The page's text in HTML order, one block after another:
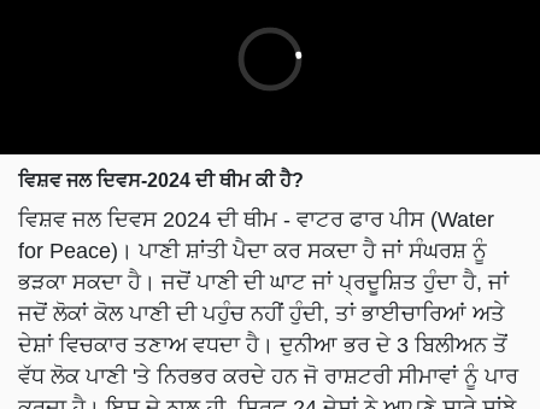
ਵਿਸ਼ਵ ਜਲ ਦਿਵਸ-2024 ਦੀ ਥੀਮ ਕੀ ਹੈ?
ਵਿਸ਼ਵ ਜਲ ਦਿਵਸ 2024 ਦੀ ਥੀਮ - ਵਾਟਰ ਫਾਰ ਪੀਸ (Water
for Peace)। ਪਾਣੀ ਸ਼ਾਂਤੀ ਪੈਦਾ ਕਰ ਸਕਦਾ ਹੈ ਜਾਂ ਸੰਘਰਸ਼ ਨੂੰ
ਭੜਕਾ ਸਕਦਾ ਹੈ। ਜਦੋਂ ਪਾਣੀ ਦੀ ਘਾਟ ਜਾਂ ਪ੍ਰਦੂਸ਼ਿਤ ਹੁੰਦਾ ਹੈ, ਜਾਂ
ਜਦੋਂ ਲੋਕਾਂ ਕੋਲ ਪਾਣੀ ਦੀ ਪਹੁੰਚ ਨਹੀਂ ਹੁੰਦੀ, ਤਾਂ ਭਾਈਚਾਰਿਆਂ ਅਤੇ
ਦੇਸ਼ਾਂ ਵਿਚਕਾਰ ਤਣਾਅ ਵਧਦਾ ਹੈ। ਦੁਨੀਆ ਭਰ ਦੇ 3 ਬਿਲੀਅਨ ਤੋਂ
ਵੱਧ ਲੋਕ ਪਾਣੀ 'ਤੇ ਨਿਰਭਰ ਕਰਦੇ ਹਨ ਜੋ ਰਾਸ਼ਟਰੀ ਸੀਮਾਵਾਂ ਨੂੰ ਪਾਰ